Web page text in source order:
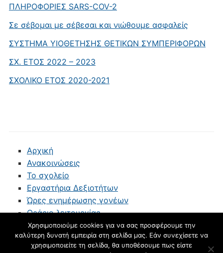
ΠΛΗΡΟΦΟΡΙΕΣ SARS-COV-2
Σε σέβομαι με σέβεσαι και νιώθουμε ασφαλείς
ΣΥΣΤΗΜΑ ΥΙΟΘΕΤΗΣΗΣ ΘΕΤΙΚΩΝ ΣΥΜΠΕΡΙΦΟΡΩΝ
ΣΧ. ΕΤΟΣ 2022 – 2023
ΣΧΟΛΙΚΟ ΕΤΟΣ 2020-2021
Αρχική
Ανακοινώσεις
Το σχολείο
Εργαστήρια Δεξιοτήτων
Ώρες ενημέρωσης γονέων
Ωράριο λειτουργίας
Επικοινωνία
blogs.sch.gr
Χρησιμοποιούμε cookies για να σας προσφέρουμε την
καλύτερη δυνατή εμπειρία στη σελίδα μας. Εάν συνεχίσετε να
χρησιμοποιείτε τη σελίδα, θα υποθέσουμε πως είστε